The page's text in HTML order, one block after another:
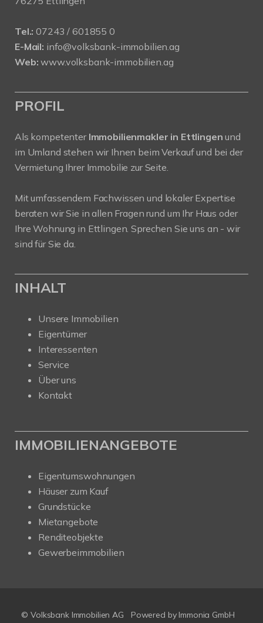
Tel.: 07243 / 601855 0
E-Mail: info@volksbank-immobilien.ag
Web: www.volksbank-immobilien.ag
PROFIL
Als kompetenter Immobilienmakler in Ettlingen und
im Umland stehen wir Ihnen beim Verkauf und bei der
Vermietung Ihrer Immobilie zur Seite.
Mit umfassendem Fachwissen und lokaler Expertise
beraten wir Sie in allen Fragen rund um Ihr Haus oder
Ihre Wohnung in Ettlingen. Sprechen Sie uns an - wir
sind für Sie da.
INHALT
Unsere Immobilien
Eigentümer
Interessenten
Service
Über uns
Kontakt
IMMOBILIENANGEBOTE
Eigentumswohnungen
Häuser zum Kauf
Grundstücke
Mietangebote
Renditeobjekte
Gewerbeimmobilien
© Volksbank Immobilien AG Powered by Immonia GmbH